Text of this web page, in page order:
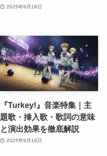
2025年9月18日
『Turkey!』音楽特集｜主
題歌・挿入歌・歌詞の意味
と演出効果を徹底解説
2025年9月16日